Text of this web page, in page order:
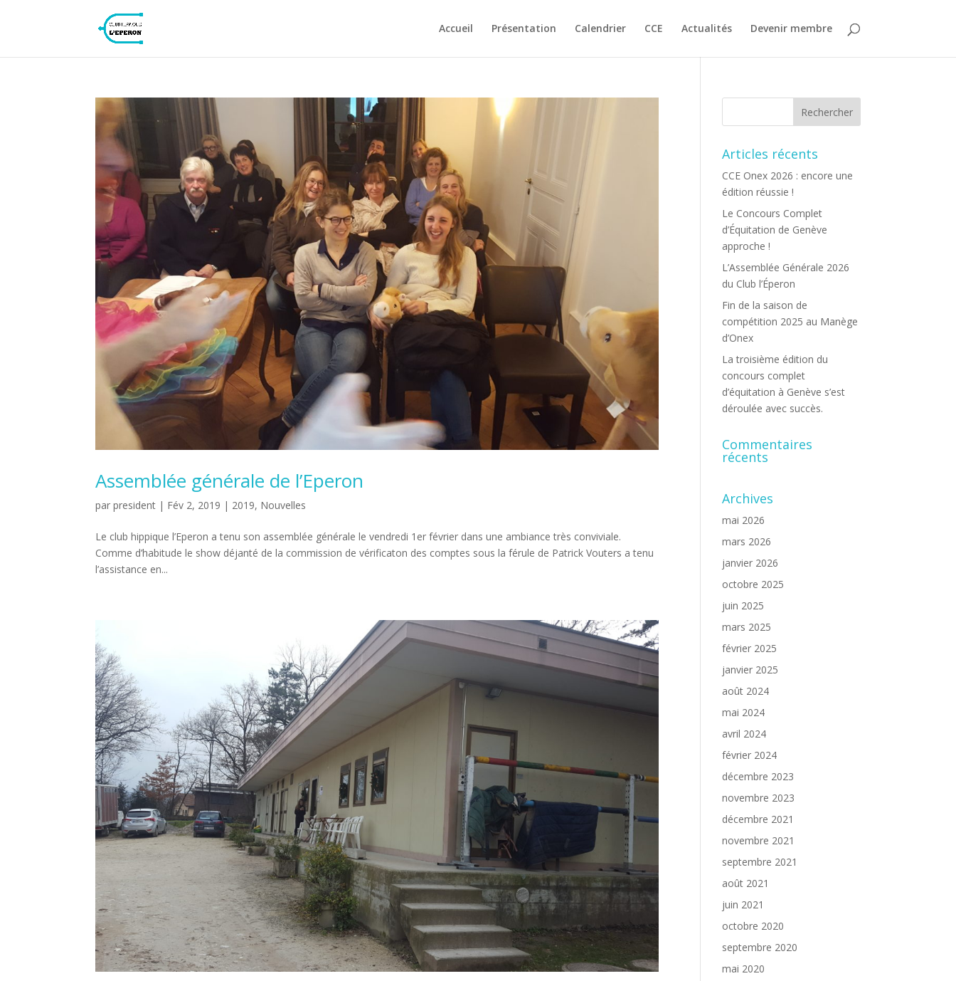
Accueil Présentation Calendrier CCE Actualités Devenir membre
Assemblée générale de l’Eperon
parpresident | Fév 2, 2019 | 2019, Nouvelles
Le club hippique l’Eperon a tenu son assemblée générale le vendredi 1er février dans une ambiance très conviviale.
Comme d’habitude le show déjanté de la commission de vérificaton des comptes sous la férule de Patrick Vouters a tenu
l’assistance en...
Articles récents
CCE Onex 2026 : encore une
édition réussie !
Le Concours Complet
d’Équitation de Genève
approche !
L’Assemblée Générale 2026
du Club l’Éperon
Fin de la saison de
compétition 2025 au Manège
d’Onex
La troisième édition du
concours complet
d’équitation à Genève s’est
déroulée avec succès.
Commentaires
récents
Archives
mai 2026
mars 2026
janvier 2026
octobre 2025
juin 2025
mars 2025
février 2025
janvier 2025
août 2024
mai 2024
avril 2024
février 2024
décembre 2023
novembre 2023
décembre 2021
novembre 2021
septembre 2021
août 2021
juin 2021
octobre 2020
septembre 2020
mai 2020